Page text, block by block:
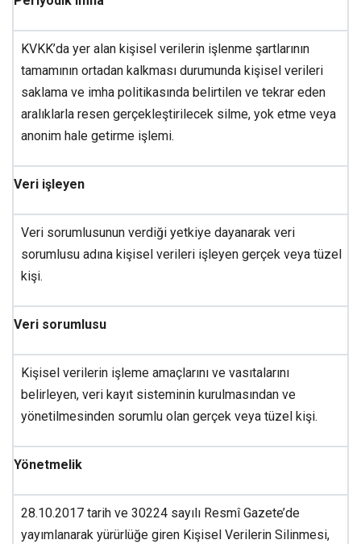
KVKK’da yer alan kişisel verilerin işlenme şartlarının
tamamının ortadan kalkması durumunda kişisel verileri
saklama ve imha politikasında belirtilen ve tekrar eden
aralıklarla resen gerçekleştirilecek silme, yok etme veya
anonim hale getirme işlemi.
Veri işleyen
Veri sorumlusunun verdiği yetkiye dayanarak veri
sorumlusu adına kişisel verileri işleyen gerçek veya tüzel
kişi.
Veri sorumlusu
Kişisel verilerin işleme amaçlarını ve vasıtalarını
belirleyen, veri kayıt sisteminin kurulmasından ve
yönetilmesinden sorumlu olan gerçek veya tüzel kişi.
Yönetmelik
28.10.2017 tarih ve 30224 sayılı Resmî Gazete’de
yayımlanarak yürürlüğe giren Kişisel Verilerin Silinmesi,